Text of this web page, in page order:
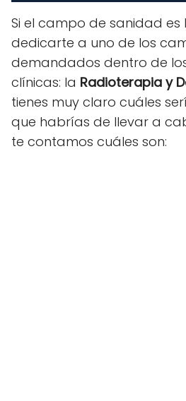
Si el campo de sanidad es
dedicarte a uno de los
demandados dentro de
clínicas: la Radioterapia y
tienes muy claro cuáles
que habrías de llevar a
te contamos cuáles son: